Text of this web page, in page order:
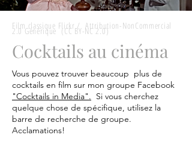
Film classique Flickr / Attribution-NonCommercial
2.0 Générique (CC BY-NC 2.0)
Cocktails au cinéma
Vous pouvez trouver beaucoup plus de
cocktails en film sur mon groupe Facebook
"Cocktails in Media". Si vous cherchez
quelque chose de spécifique, utilisez la
barre de recherche de groupe.
Acclamations!